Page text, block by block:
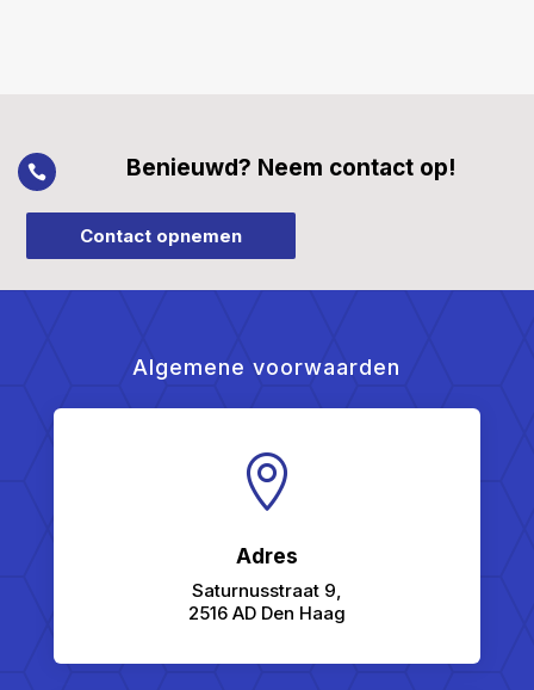
 Benieuwd? Neem contact op!
Contact opnemen
Algemene voorwaarden

Adres
Saturnusstraat 9,
2516 AD Den Haag